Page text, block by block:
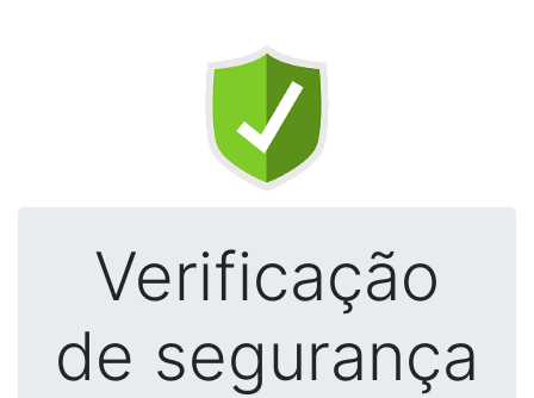
Verificação
de segurança